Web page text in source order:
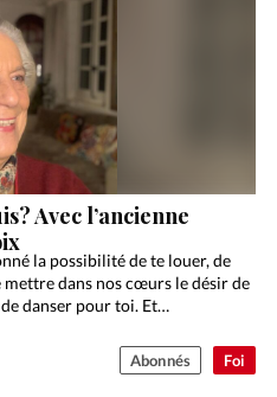
Foi
Avec l’ancienne
la possibilité de te louer, de
mettre dans nos cœurs le désir de
danser pour toi. Et…
Abonnés